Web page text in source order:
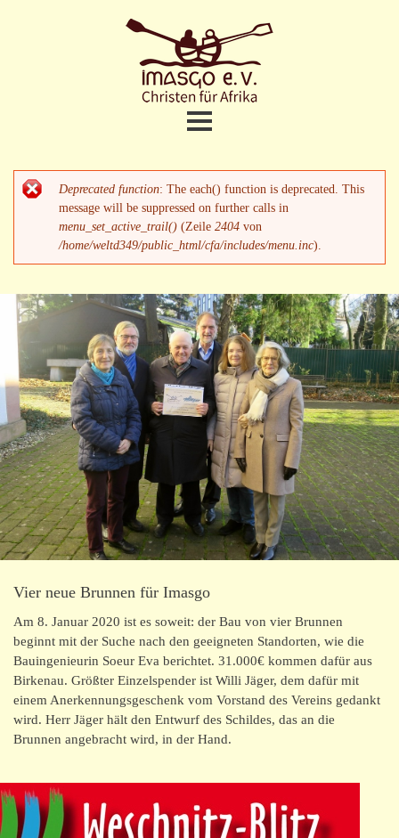
zum
Projekte
Termine und Aktuelles
Meine Unterstützung
Wer sind wir
Burkina Faso
Kontakt/Impressum
Fehlermeldung
Deprecated function: The each() function is deprecated. This
message will be suppressed on further calls in
menu_set_active_trail() (Zeile 2404 von
/home/weltd349/public_html/cfa/includes/menu.inc).
Vier neue Brunnen für Imasgo
Am 8. Januar 2020 ist es soweit: der Bau von vier Brunnen
beginnt mit der Suche nach den geeigneten Standorten, wie die
Bauingenieurin Soeur Eva berichtet. 31.000€ kommen dafür aus
Birkenau. Größter Einzelspender ist Willi Jäger, dem dafür mit
einem Anerkennungsgeschenk vom Vorstand des Vereins gedankt
wird. Herr Jäger hält den Entwurf des Schildes, das an die
Brunnen angebracht wird, in der Hand.